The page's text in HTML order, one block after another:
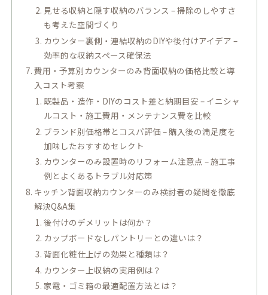
見せる収納と隠す収納のバランス – 掃除のしやすさ
も考えた空間づくり
カウンター裏側・連結収納のDIYや後付けアイデア –
効率的な収納スペース確保法
費用・予算別カウンターのみ背面収納の価格比較と導
入コスト考察
既製品・造作・DIYのコスト差と納期目安 – イニシャ
ルコスト・施工費用・メンテナンス費を比較
ブランド別価格帯とコスパ評価 – 購入後の満足度を
加味したおすすめセレクト
カウンターのみ設置時のリフォーム注意点 – 施工事
例とよくあるトラブル対応策
キッチン背面収納カウンターのみ検討者の疑問を徹底
解決Q&A集
後付けのデメリットは何か？
カップボードなしパントリーとの違いは？
背面化粧仕上げの効果と種類は？
カウンター上収納の実用例は？
家電・ゴミ箱の最適配置方法とは？